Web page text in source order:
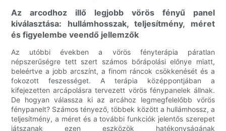
Az arcodhoz illő legjobb vörös fényű panel
kiválasztása: hullámhosszak, teljesítmény, méret
és figyelembe veendő jellemzők
Az utóbbi években a vörös fényterápia páratlan
népszerűségre tett szert számos bőrápolási előnye miatt,
beleértve a jobb arcszínt, a finom ráncok csökkenését és a
fokozott feszességet. A terápia középpontjában a
kifejezetten arcápolásra tervezett vörös fénypanelek állnak.
De hogyan válassza ki az arcához legmegfelelőbb vörös
fénypanelt? Számos tényező, többek között a hullámhossz, a
teljesítmény, a méret és a további funkciók jelentős szerepet
játszanak ezen eszközök hatékonyságának